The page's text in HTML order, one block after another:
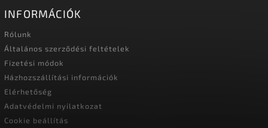
INFORMÁCIÓK
Rólunk
Általános szerződési feltételek
Fizetési módok
Házhozszállítási információk
Elérhetőség
Adatvédelmi nyilatkozat
Cookie beállítás